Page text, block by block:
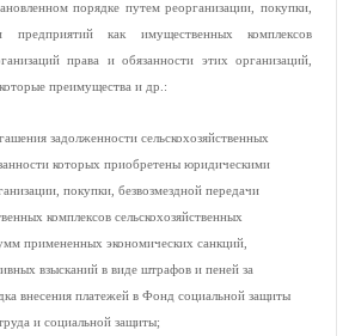
порядке путем реорганизации, покупки,
предприятий как имущественных комплексов
права и обязанности этих организаций,
преимущества и др.:
задолженности сельскохозяйственных
которых приобретены юридическими
покупки, безвозмездной передачи
комплексов сельскохозяйственных
примененных экономических санкций,
взысканий в виде штрафов и пеней за
внесения платежей в Фонд социальной защиты
и социальной защиты;